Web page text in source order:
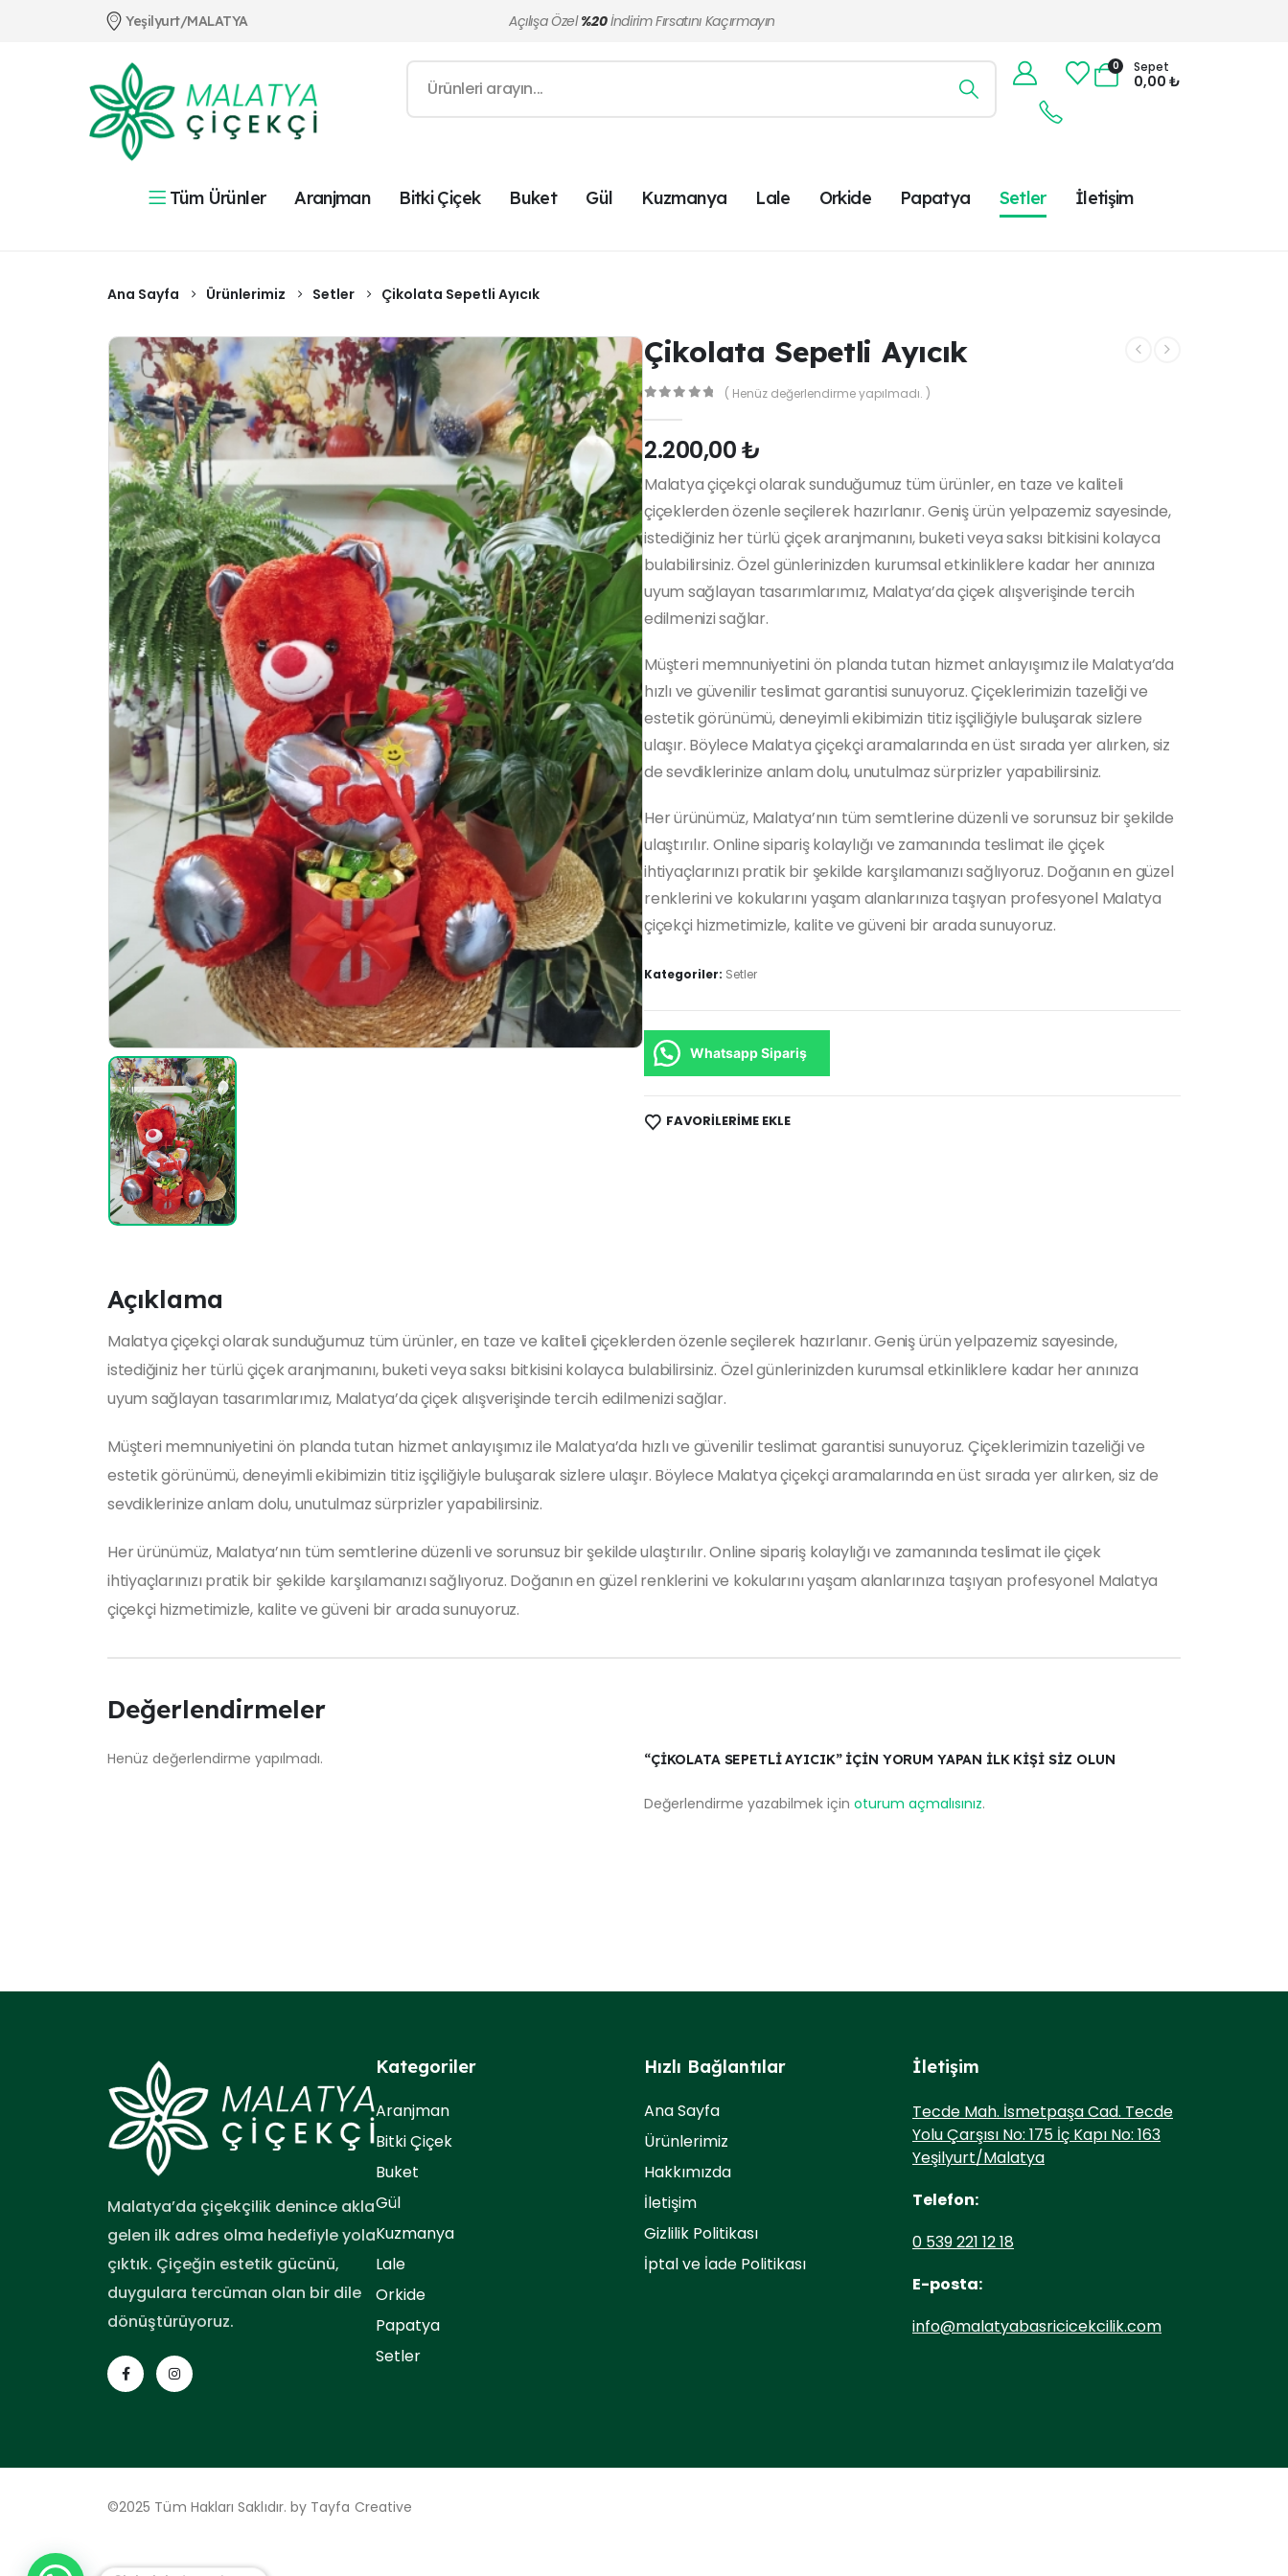
Yeşilyurt/MALATYA Açılışa Özel%20İndirim Fırsatını Kaçırmayın
0 Sepet
0,00 ₺
Tüm Ürünler Aranjman Bitki Çiçek Buket Gül Kuzmanya Lale Orkide Papatya Setler İletişim
Ana Sayfa Ürünlerimiz Setler Çikolata Sepetli Ayıcık
Çikolata Sepetli Ayıcık
( Henüz değerlendirme yapılmadı. )
2.200,00₺
Malatya çiçekçi olarak sunduğumuz tüm ürünler, en taze ve kaliteli
çiçeklerden özenle seçilerek hazırlanır. Geniş ürün yelpazemiz sayesinde,
istediğiniz her türlü çiçek aranjmanını, buketi veya saksı bitkisini kolayca
bulabilirsiniz. Özel günlerinizden kurumsal etkinliklere kadar her anınıza
uyum sağlayan tasarımlarımız, Malatya’da çiçek alışverişinde tercih
edilmenizi sağlar.
Müşteri memnuniyetini ön planda tutan hizmet anlayışımız ile Malatya’da
hızlı ve güvenilir teslimat garantisi sunuyoruz. Çiçeklerimizin tazeliği ve
estetik görünümü, deneyimli ekibimizin titiz işçiliğiyle buluşarak sizlere
ulaşır. Böylece Malatya çiçekçi aramalarında en üst sırada yer alırken, siz
de sevdiklerinize anlam dolu, unutulmaz sürprizler yapabilirsiniz.
Her ürünümüz, Malatya’nın tüm semtlerine düzenli ve sorunsuz bir şekilde
ulaştırılır. Online sipariş kolaylığı ve zamanında teslimat ile çiçek
ihtiyaçlarınızı pratik bir şekilde karşılamanızı sağlıyoruz. Doğanın en güzel
renklerini ve kokularını yaşam alanlarınıza taşıyan profesyonel Malatya
çiçekçi hizmetimizle, kalite ve güveni bir arada sunuyoruz.
Kategoriler: Setler
Whatsapp Sipariş
FAVORILERIME EKLE
Açıklama
Malatya çiçekçi olarak sunduğumuz tüm ürünler, en taze ve kaliteli çiçeklerden özenle seçilerek hazırlanır. Geniş ürün yelpazemiz sayesinde,
istediğiniz her türlü çiçek aranjmanını, buketi veya saksı bitkisini kolayca bulabilirsiniz. Özel günlerinizden kurumsal etkinliklere kadar her anınıza
uyum sağlayan tasarımlarımız, Malatya’da çiçek alışverişinde tercih edilmenizi sağlar.
Müşteri memnuniyetini ön planda tutan hizmet anlayışımız ile Malatya’da hızlı ve güvenilir teslimat garantisi sunuyoruz. Çiçeklerimizin tazeliği ve
estetik görünümü, deneyimli ekibimizin titiz işçiliğiyle buluşarak sizlere ulaşır. Böylece Malatya çiçekçi aramalarında en üst sırada yer alırken, siz de
sevdiklerinize anlam dolu, unutulmaz sürprizler yapabilirsiniz.
Her ürünümüz, Malatya’nın tüm semtlerine düzenli ve sorunsuz bir şekilde ulaştırılır. Online sipariş kolaylığı ve zamanında teslimat ile çiçek
ihtiyaçlarınızı pratik bir şekilde karşılamanızı sağlıyoruz. Doğanın en güzel renklerini ve kokularını yaşam alanlarınıza taşıyan profesyonel Malatya
çiçekçi hizmetimizle, kalite ve güveni bir arada sunuyoruz.
Değerlendirmeler
Henüz değerlendirme yapılmadı. “ÇIKOLATA SEPETLI AYICIK” IÇIN YORUM YAPAN ILK KIŞI SIZ OLUN
Değerlendirme yazabilmek için oturum açmalısınız.
Malatya’da çiçekçilik denince akla
gelen ilk adres olma hedefiyle yola
çıktık. Çiçeğin estetik gücünü,
duygulara tercüman olan bir dile
dönüştürüyoruz.
Kategoriler
Aranjman
Bitki Çiçek
Buket
Gül
Kuzmanya
Lale
Orkide
Papatya
Setler
Hızlı Bağlantılar
Ana Sayfa
Ürünlerimiz
Hakkımızda
İletişim
Gizlilik Politikası
İptal ve İade Politikası
İletişim
Tecde Mah. İsmetpaşa Cad. Tecde
Yolu Çarşısı No: 175 İç Kapı No: 163
Yeşilyurt/Malatya
Telefon:
0 539 221 12 18
E-posta:
info@malatyabasricicekcilik.com
©2025 Tüm Hakları Saklıdır. by Tayfa Creative